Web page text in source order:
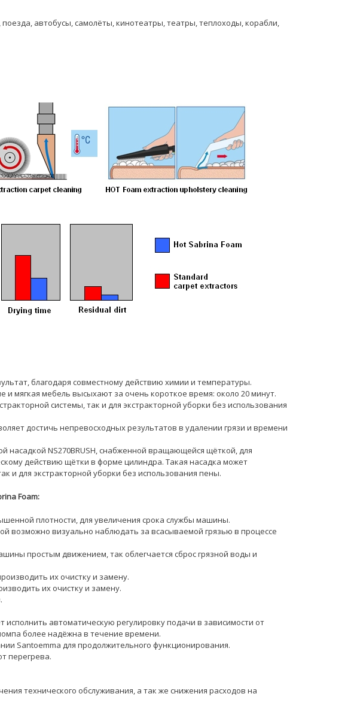
автобусы, самолёты, кинотеатры, театры, теплоходы, корабли,
благодаря совместному действию химии и температуры.
и мягкая мебель высыхают за очень короткое время: около 20 минут.
системы, так и для экстракторной уборки без использования
достичь непревосходных результатов в удалении грязи и времени
насадкой NS270BRUSH, снабженной вращающейся щёткой, для
действию щётки в форме цилиндра. Такая насадка может
и для экстракторной уборки без использования пены.
Foam:
плотности, для увеличения срока службы машины.
возможно визуально наблюдать за всасываемой грязью в процессе
простым движением, так облегчается сброс грязной воды и
их очистку и замену.
их очистку и замену.
исполнить автоматическую регулировку подачи в зависимости от
более надёжна в течение времени.
Santoemma для продолжительного функционирования.
перегрева.
технического обслуживания, а так же снижения расходов на